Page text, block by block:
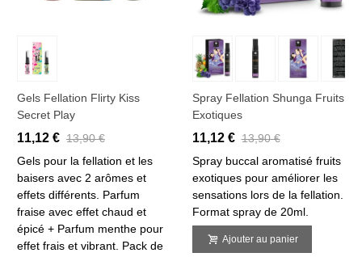
Gels Fellation Flirty Kiss
Secret Play
11,12 € 13,90 €
Gels pour la fellation et les
baisers avec 2 arômes et
effets différents. Parfum
fraise avec effet chaud et
épicé + Parfum menthe pour
effet frais et vibrant. Pack de
Spray Fellation Shunga Fruits
Exotiques
11,12 € 13,90 €
Spray buccal aromatisé fruits
exotiques pour améliorer les
sensations lors de la fellation.
Format spray de 20ml.
Ajouter au panier